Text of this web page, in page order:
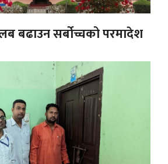
बढाउन सर्बोच्चको परमादेश